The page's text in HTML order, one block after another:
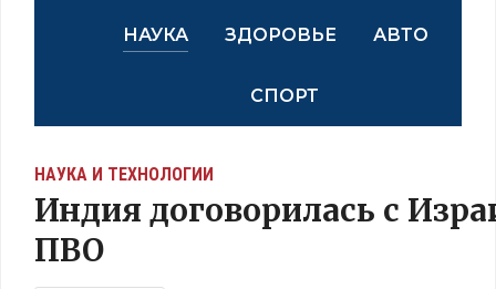
НАУКА ЗДОРОВЬЕ АВТО
СПОРТ
НАУКА И ТЕХНОЛОГИИ
Индия договорилась с
ПВО